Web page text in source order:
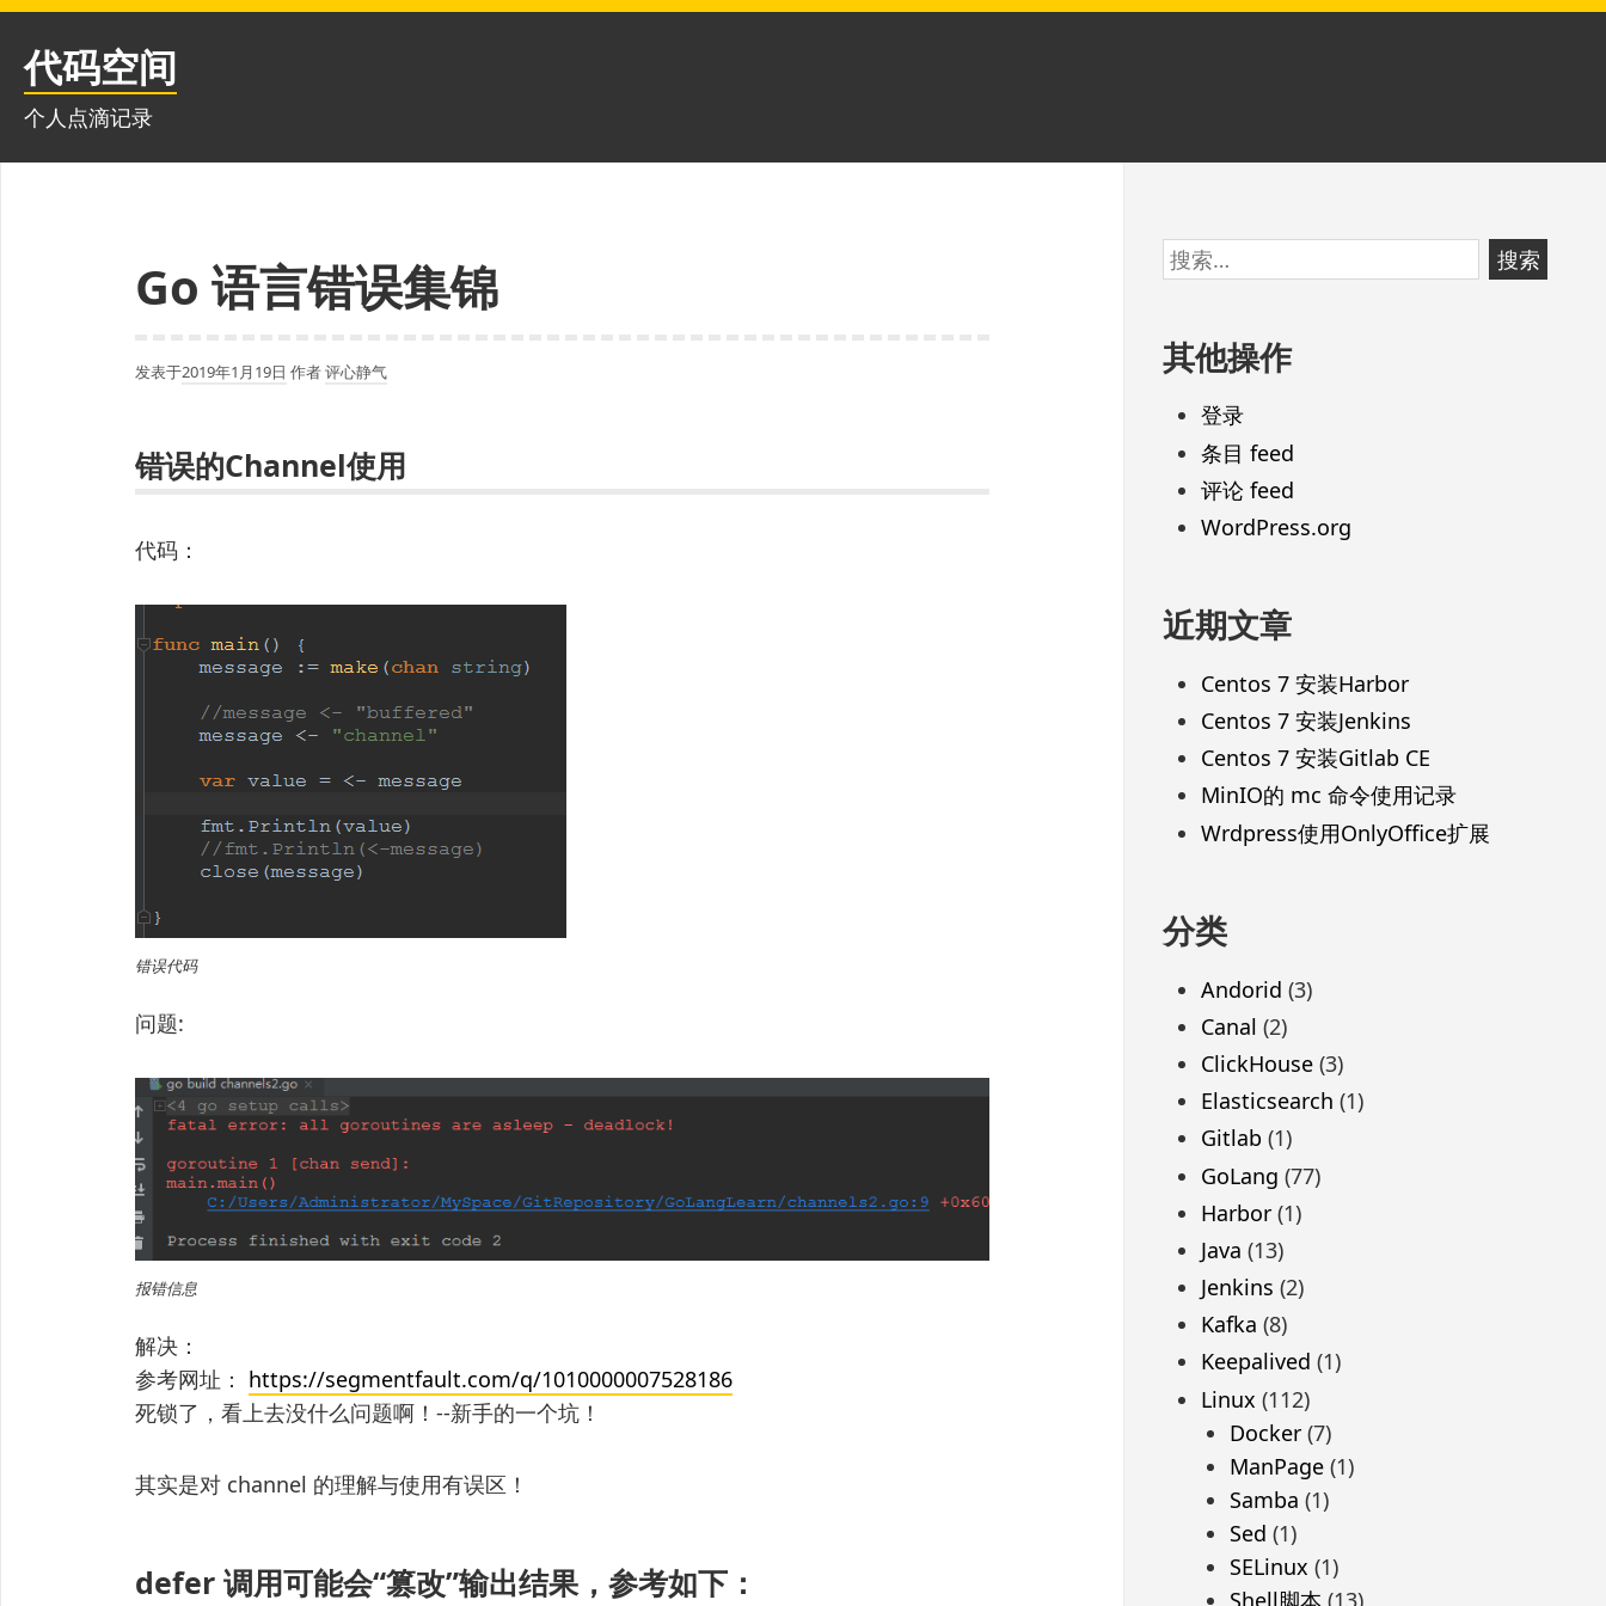
跳
代码空间
个人点滴记录
Go 语言错误集锦
发表于2019年1月19日 作者评心静气
错误的Channel使用
代码：
错误代码
问题:
报错信息
解决：
参考网址： https://segmentfault.com/q/1010000007528186
死锁了，看上去没什么问题啊！--新手的一个坑！
其实是对 channel 的理解与使用有误区！
defer 调用可能会“篡改”输出结果，参考如下：
跳
至
脚
搜
索：
其他操作
登录
条目 feed
评论 feed
WordPress.org
近期文章
Centos 7 安装Harbor
Centos 7 安装Jenkins
Centos 7 安装Gitlab CE
MinIO的 mc 命令使用记录
Wrdpress使用OnlyOffice扩展
分类
Andorid (3)
Canal (2)
ClickHouse(3)
Elasticsearch (1)
Gitlab (1)
GoLang (77)
Harbor(1)
Java (13)
Jenkins (2)
Kafka (8)
Keepalived (1)
Linux (112)
Docker(7)
ManPage(1)
Samba (1)
Sed (1)
SELinux (1)
Shell脚本 (13)